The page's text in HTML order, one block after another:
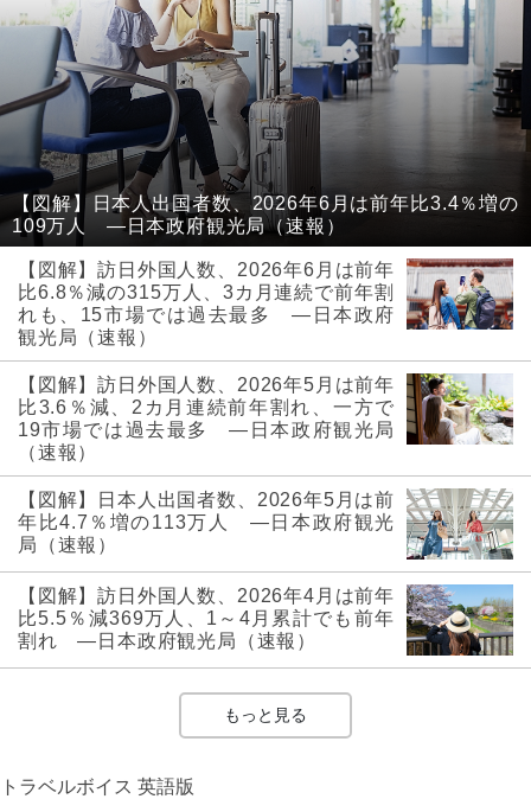
【図解】日本人出国者数、2026年6月は前年比3.4％増の
109万人 ―日本政府観光局（速報）
【図解】訪日外国人数、2026年6月は前年
比6.8％減の315万人、3カ月連続で前年割
れも、15市場では過去最多 ―日本政府
観光局（速報）
【図解】訪日外国人数、2026年5月は前年
比3.6％減、2カ月連続前年割れ、一方で
19市場では過去最多 ―日本政府観光局
（速報）
【図解】日本人出国者数、2026年5月は前
年比4.7％増の113万人 ―日本政府観光
局（速報）
【図解】訪日外国人数、2026年4月は前年
比5.5％減369万人、1～4月累計でも前年
割れ ―日本政府観光局（速報）
もっと見る
トラベルボイス 英語版